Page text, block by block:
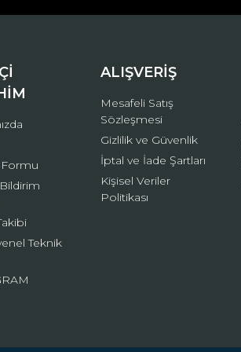
Bu ürüne benzer farklı alternatifler olmalı.
Teknik
ALIŞVERİŞ
Mesafeli Satış
Sözleşmesi
Gizlilik ve Güvenlik
İptal ve İade Şartları
Kişisel Veriler
Politikası